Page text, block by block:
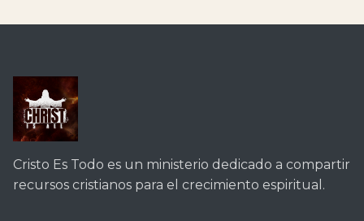
Cristo Es Todo es un ministerio dedicado a compartir
recursos cristianos para el crecimiento espiritual.